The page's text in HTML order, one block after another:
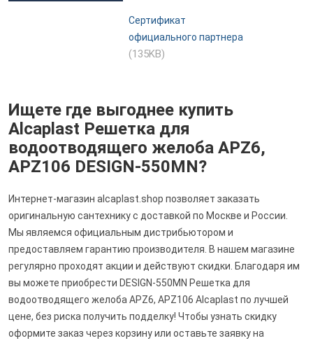
Сертификат
официального партнера
(135KB)
Ищете где выгоднее купить
Alcaplast Решетка для
водоотводящего желоба APZ6,
APZ106 DESIGN-550MN?
Интернет-магазин alcaplast.shop позволяет заказать
оригинальную сантехнику с доставкой по Москве и России.
Мы являемся официальным дистрибьютором и
предоставляем гарантию производителя. В нашем магазине
регулярно проходят акции и действуют скидки. Благодаря им
вы можете приобрести DESIGN-550MN Решетка для
водоотводящего желоба APZ6, APZ106 Alcaplast по лучшей
цене, без риска получить подделку! Чтобы узнать скидку
оформите заказ через корзину или оставьте заявку на